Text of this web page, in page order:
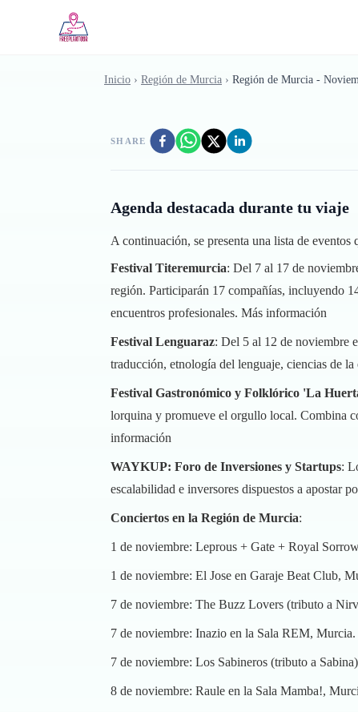
Inicio › Región de Murcia › Región de Murcia -
SHARE
Agenda destacada durante tu viaje
A continuación, se presenta una lista de
Festival Titeremurcia: Del 7 al 17 de
región. Participarán 17 compañías, incluyendo
encuentros profesionales. Más información
Festival Lenguaraz: Del 5 al 12 de noviembre
traducción, etnología del lenguaje, ciencias de
Festival Gastronómico y Folklórico 'La
lorquina y promueve el orgullo local. Combina
información
WAYKUP: Foro de Inversiones y Startups:
escalabilidad e inversores dispuestos a apostar
Conciertos en la Región de Murcia:
1 de noviembre: Leprous + Gate + Royal
1 de noviembre: El Jose en Garaje Beat Club,
7 de noviembre: The Buzz Lovers (tributo a
7 de noviembre: Inazio en la Sala REM, Murcia.
7 de noviembre: Los Sabineros (tributo a
8 de noviembre: Raule en la Sala Mamba!,